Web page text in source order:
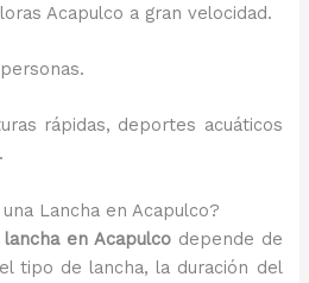
Acapulco a gran velocidad.
rápidas, deportes acuáticos
Lancha en Acapulco?
en Acapulcodepende de
tipo de lancha, la duración del